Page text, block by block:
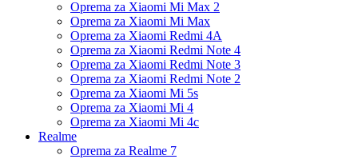
Oprema za Xiaomi Mi Max 2
Oprema za Xiaomi Mi Max
Oprema za Xiaomi Redmi 4A
Oprema za Xiaomi Redmi Note 4
Oprema za Xiaomi Redmi Note 3
Oprema za Xiaomi Redmi Note 2
Oprema za Xiaomi Mi 5s
Oprema za Xiaomi Mi 4
Oprema za Xiaomi Mi 4c
Realme
Oprema za Realme 7